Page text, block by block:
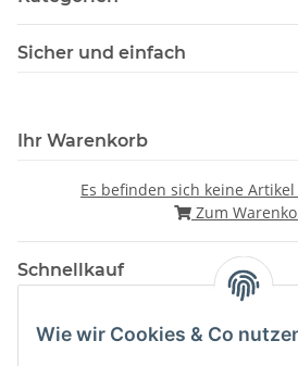
Wie wir Cookies & Co
Sicher und einfach
Ihr Warenkorb
Es befinden sich keine
Zum
Schnellkauf